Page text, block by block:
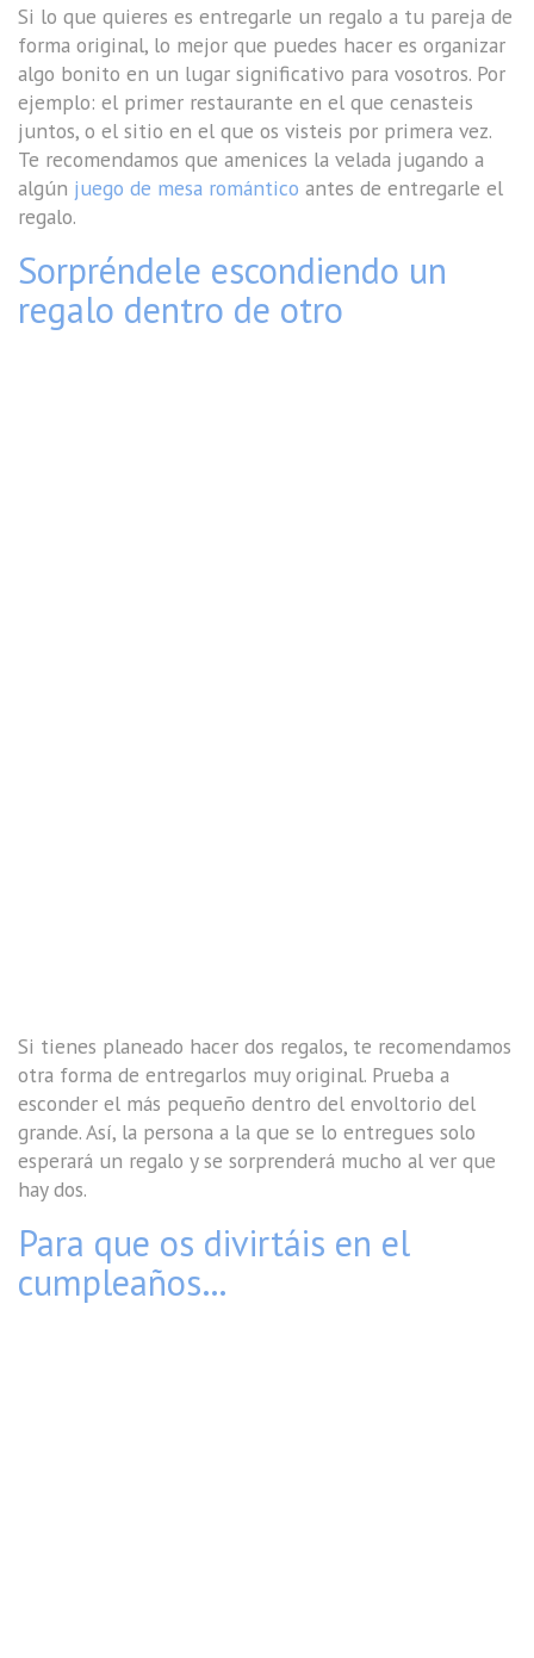
Si lo que quieres es entregarle un regalo a tu pareja de
forma original, lo mejor que puedes hacer es organizar
algo bonito en un lugar significativo para vosotros. Por
ejemplo: el primer restaurante en el que cenasteis
juntos, o el sitio en el que os visteis por primera vez.
Te recomendamos que amenices la velada jugando a
algún juego de mesa romántico antes de entregarle el
regalo.
Sorpréndele escondiendo un
regalo dentro de otro
Si tienes planeado hacer dos regalos, te recomendamos
otra forma de entregarlos muy original. Prueba a
esconder el más pequeño dentro del envoltorio del
grande. Así, la persona a la que se lo entregues solo
esperará un regalo y se sorprenderá mucho al ver que
hay dos.
Para que os divirtáis en el
cumpleaños…